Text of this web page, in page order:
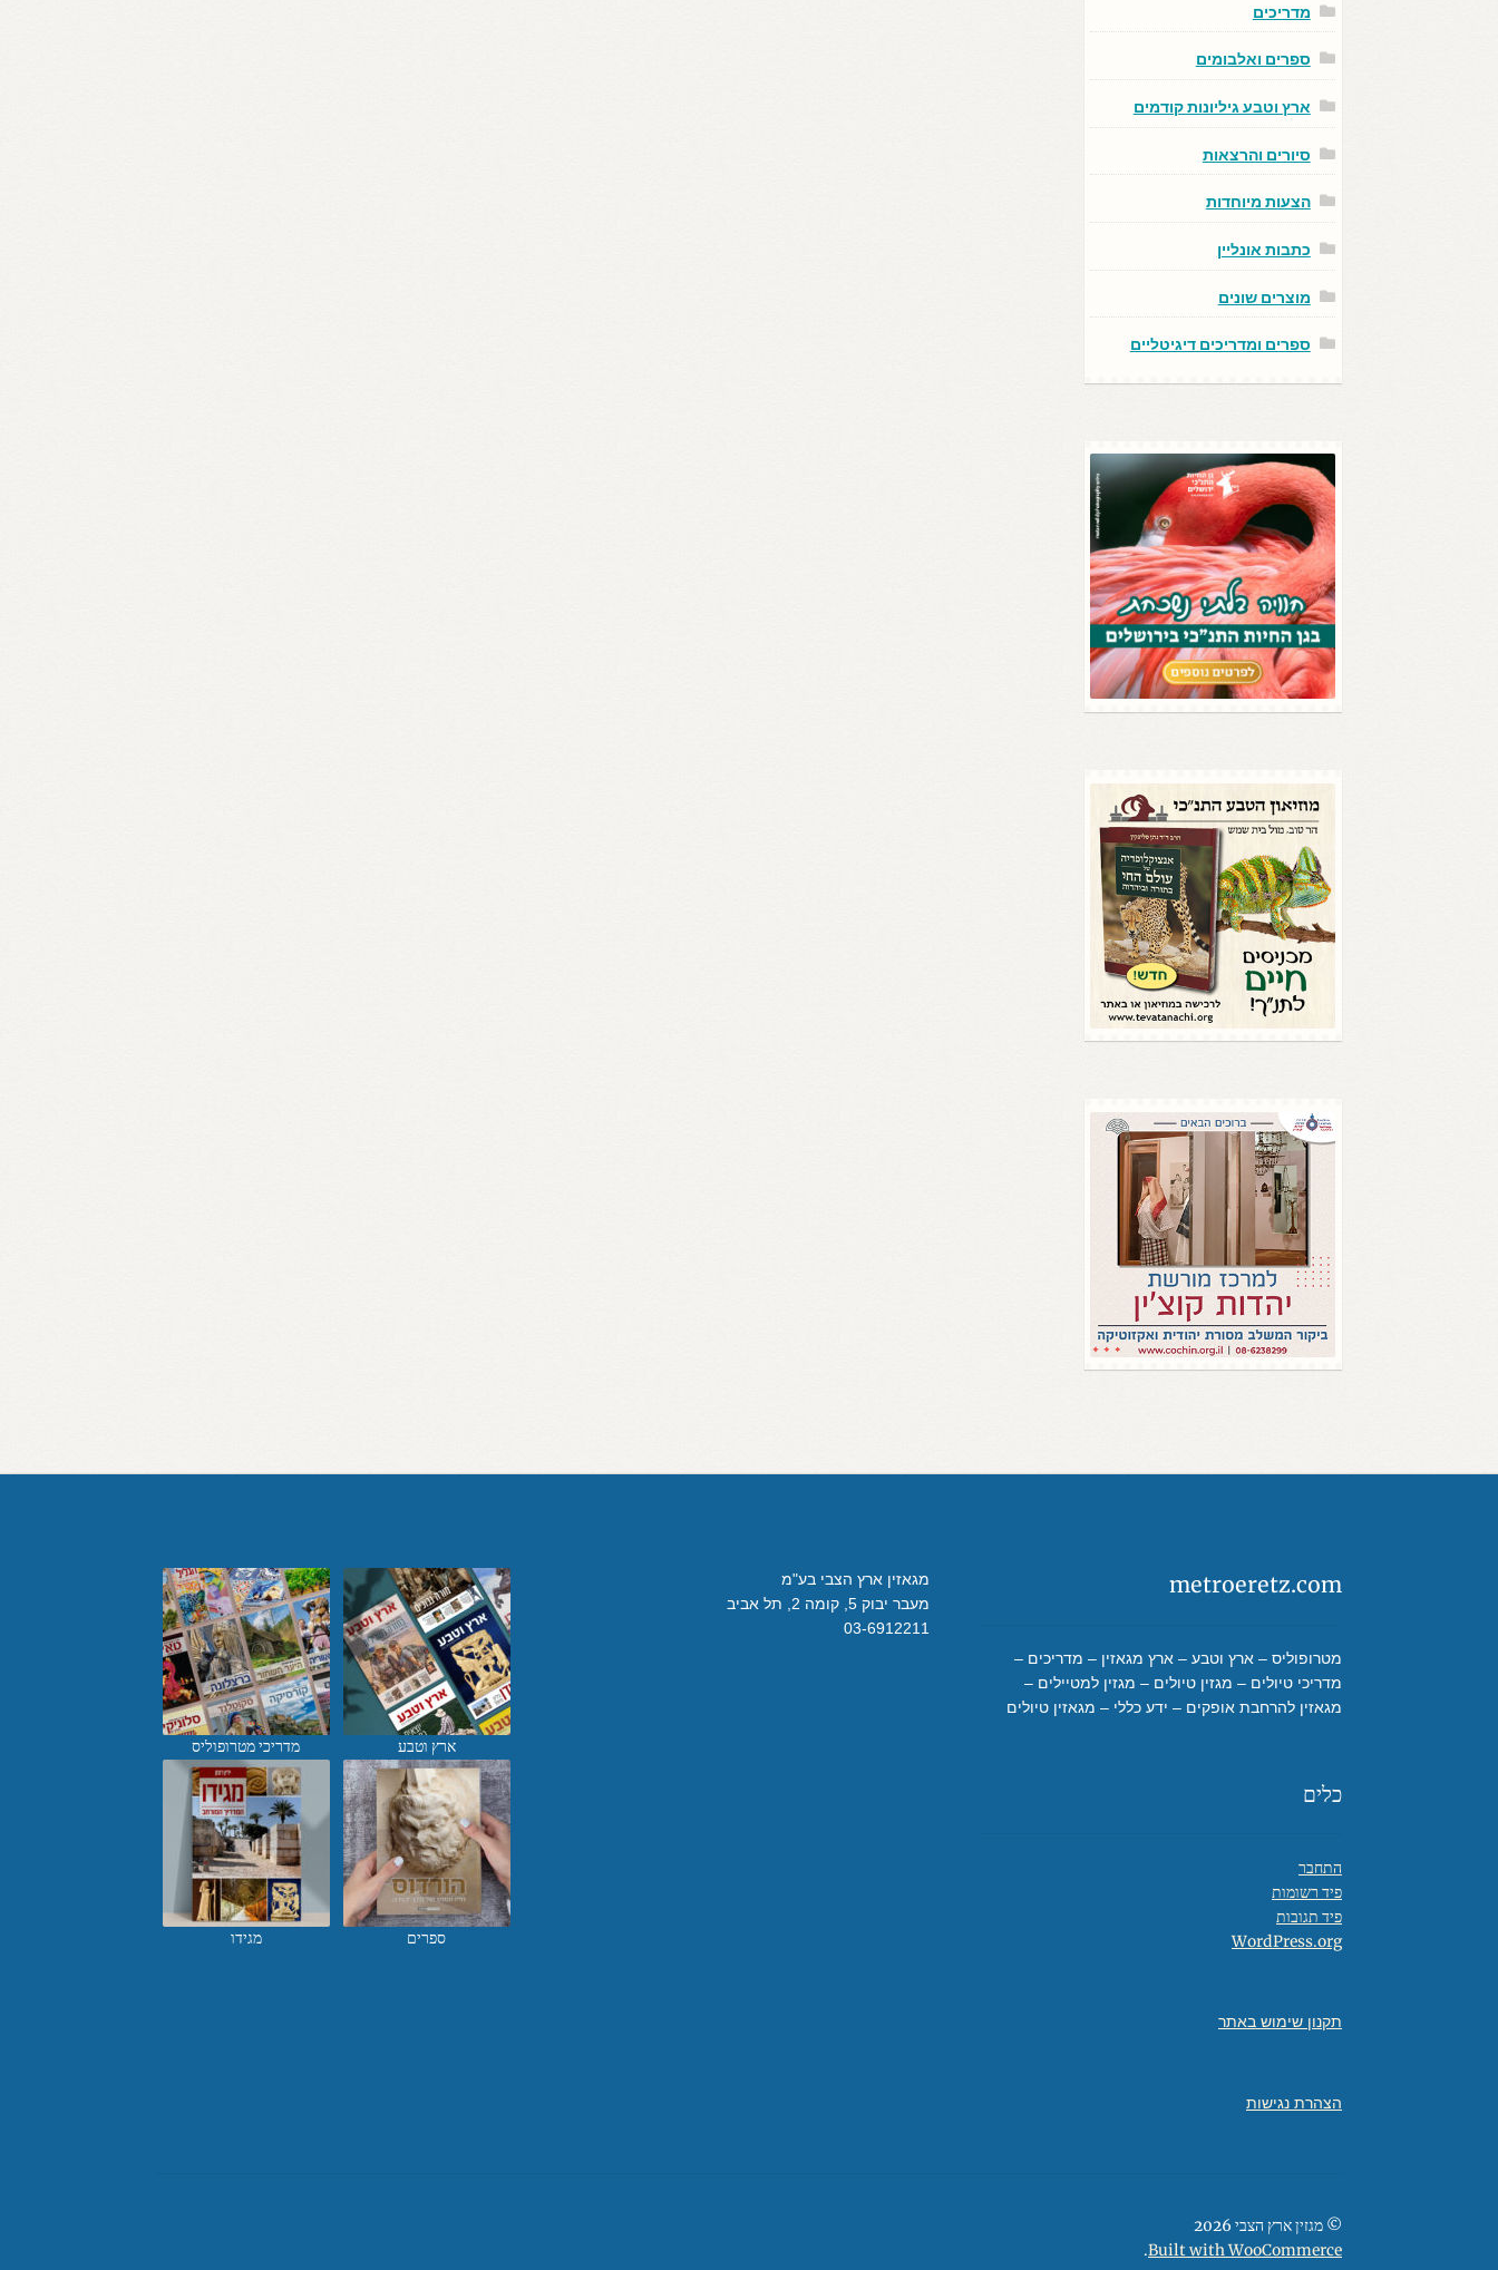
מדריכים
ספרים ואלבומים
ארץ וטבע גיליונות קודמים
סיורים והרצאות
הצעות מיוחדות
כתבות אונליין
מוצרים שונים
ספרים ומדריכים דיגיטליים
metroeretz.com
מטרופוליס – ארץ וטבע – ארץ מגאזין – מדריכים –
מדריכי טיולים – מגזין טיולים – מגזין למטיילים –
מגאזין להרחבת אופקים – ידע כללי – מגאזין טיולים
כלים
התחבר
פיד רשומות
פיד תגובות
WordPress.org
תקנון שימוש באתר
הצהרת נגישות
מגאזין ארץ הצבי בע"מ
מעבר יבוק 5, קומה 2, תל אביב
03-6912211
ארץ וטבע מדריכי מטרופוליס
ספרים מגידו
© מגזין ארץ הצבי 2026
Built with WooCommerce
.